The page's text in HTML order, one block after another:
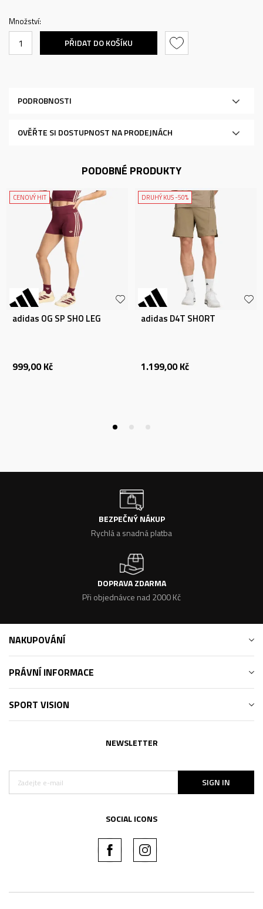
Množství:
PŘIDAT DO KOŠÍKU
PODROBNOSTI
OVĚŘTE SI DOSTUPNOST NA PRODEJNÁCH
PODOBNÉ PRODUKTY
CENOVÝ HIT
adidas OG SP SHO LEG
999,00 Kč
DRUHÝ KUS -50%
adidas D4T SHORT
1.199,00 Kč
BEZPEČNÝ NÁKUP
Rychlá a snadná platba
DOPRAVA ZDARMA
Při objednávce nad 2000 Kč
NAKUPOVÁNÍ
PRÁVNÍ INFORMACE
SPORT VISION
NEWSLETTER
SIGN IN
SOCIAL ICONS